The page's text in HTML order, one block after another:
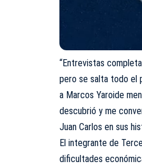
“Entrevistas
pero se salta todo el
a Marcos Yaroide
descubrió y me
Juan Carlos en sus
El integrante de
dificultades